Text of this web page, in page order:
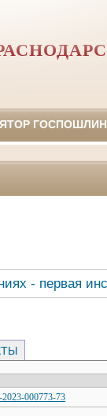
- первая
000773-73